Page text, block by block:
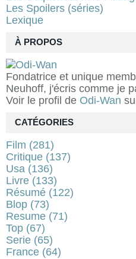
À PROPOS
Fondatrice et unique
Neuhoff, j'écris comme je
Voir le profil de Odi-Wan
Les Spoilers (séries)
Lexique
CATÉGORIES
Film (281)
Critique (137)
Usa (136)
Livre (133)
Résumé (122)
Blop (73)
Resume (71)
Top (67)
Serie (65)
France (64)